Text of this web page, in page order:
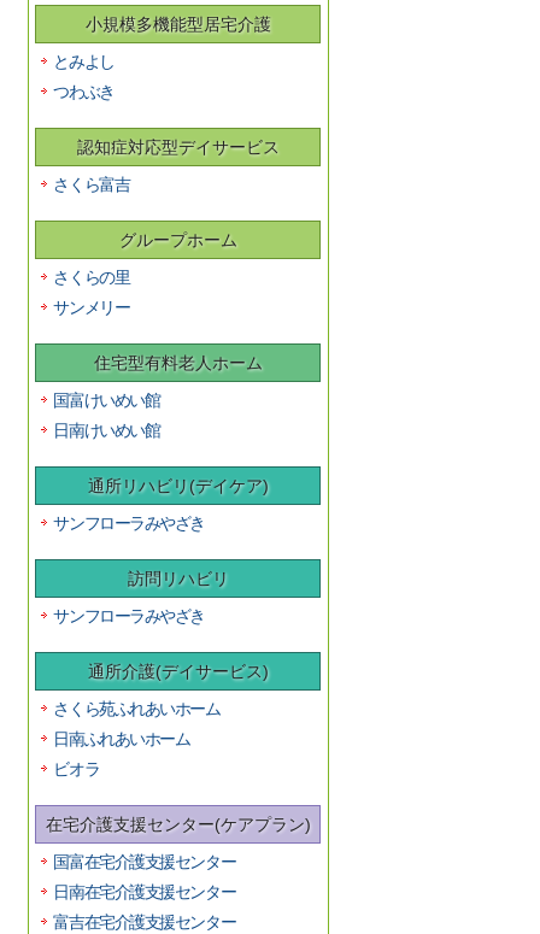
小規模多機能型居宅介護
とみよし
つわぶき
認知症対応型デイサービス
さくら富吉
グループホーム
さくらの里
サンメリー
住宅型有料老人ホーム
国富けいめい館
日南けいめい館
通所リハビリ(デイケア)
サンフローラみやざき
訪問リハビリ
サンフローラみやざき
通所介護(デイサービス)
さくら苑ふれあいホーム
日南ふれあいホーム
ビオラ
在宅介護支援センター(ケアプラン)
国富在宅介護支援センター
日南在宅介護支援センター
富吉在宅介護支援センター